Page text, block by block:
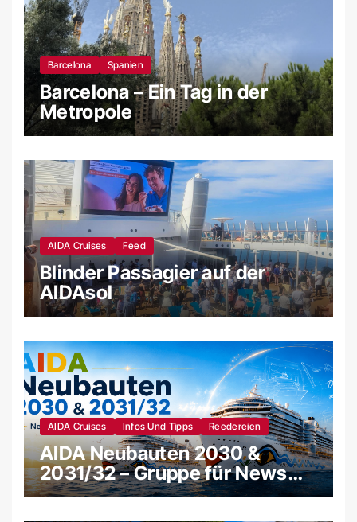
Barcelona Spanien
Barcelona – Ein Tag in der
Metropole
AIDA Cruises Feed
Blinder Passagier auf der
AIDAsol
AIDA Cruises Infos Und Tipps Reedereien
AIDA Neubauten 2030 &
2031/32 – Gruppe für News
und Gerüchte